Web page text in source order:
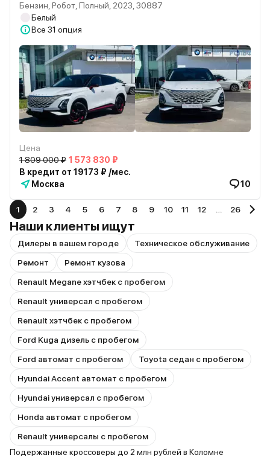
Бензин, Робот, Полный, 2023, 30887
Белый
Все 31 опция
Цена
1 809 000 ₽ 1 573 830 ₽
В кредит от 19173 ₽ /мес.
Москва
10
1 2 3 4 5 6 7 8 9 10 11 12 26
Наши клиенты ищут
Дилеры в вашем городе
Техническое обслуживание
Ремонт
Ремонт кузова
Renault Megane хэтчбек с пробегом
Renault универсал с пробегом
Renault хэтчбек с пробегом
Ford Kuga дизель с пробегом
Ford автомат с пробегом
Toyota седан с пробегом
Hyundai Accent автомат с пробегом
Hyundai универсал с пробегом
Honda автомат с пробегом
Renault универсалы с пробегом
Подержанные кроссоверы до 2 млн рублей в Коломне